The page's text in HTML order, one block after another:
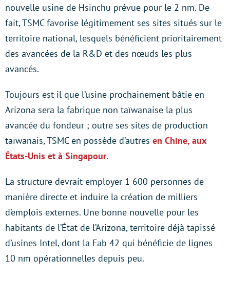
nouvelle usine de Hsinchu prévue pour le 2 nm. De
fait, TSMC favorise légitimement ses sites situés sur le
territoire national, lesquels bénéficient prioritairement
des avancées de la R&D et des nœuds les plus
avancés.
Toujours est-il que l’usine prochainement bâtie en
Arizona sera la fabrique non taïwanaise la plus
avancée du fondeur ; outre ses sites de production
taïwanais, TSMC en possède d’autres en Chine, aux
États-Unis et à Singapour.
La structure devrait employer 1 600 personnes de
manière directe et induire la création de milliers
d’emplois externes. Une bonne nouvelle pour les
habitants de l’État de l’Arizona, territoire déjà tapissé
d’usines Intel, dont la Fab 42 qui bénéficie de lignes
10 nm opérationnelles depuis peu.